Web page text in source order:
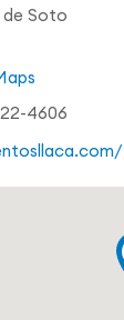
de Soto
4606